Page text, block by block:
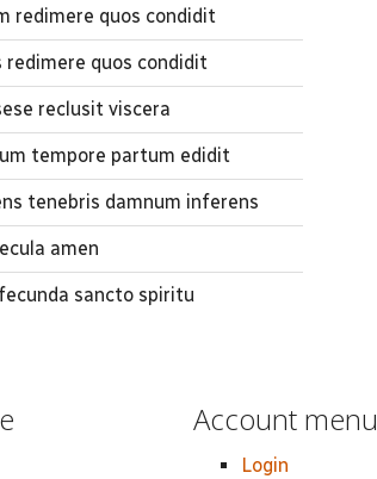
redimere quos condidit
quos condidit
reclusit viscera
tempore partum edidit
tenebris damnum inferens
amen
sancto spiritu
Account menu
Login